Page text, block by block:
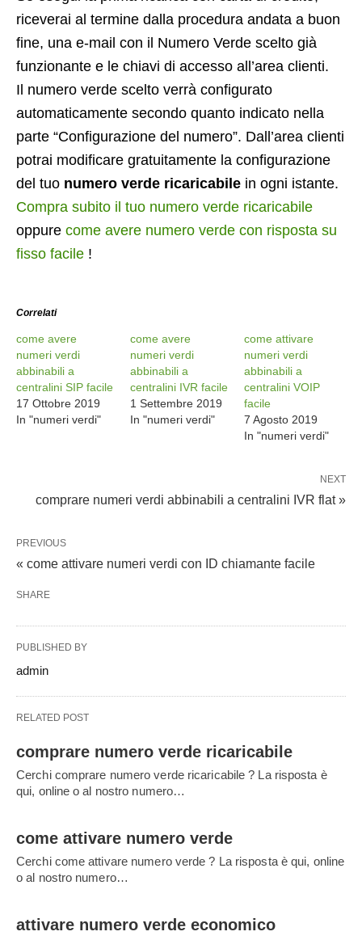
riceverai al termine dalla procedura andata a buon
fine, una e-mail con il Numero Verde scelto già
funzionante e le chiavi di accesso all’area clienti.
Il numero verde scelto verrà configurato
automaticamente secondo quanto indicato nella
parte “Configurazione del numero”. Dall’area clienti
potrai modificare gratuitamente la configurazione
del tuo numero verde ricaricabile in ogni istante.
Compra subito il tuo numero verde ricaricabile
oppure come avere numero verde con risposta su
fisso facile !
Correlati
come avere
numeri verdi
abbinabili a
centralini SIP facile
17 Ottobre 2019
In "numeri verdi"
come avere
numeri verdi
abbinabili a
centralini IVR facile
1 Settembre 2019
In "numeri verdi"
come attivare
numeri verdi
abbinabili a
centralini VOIP
facile
7 Agosto 2019
In "numeri verdi"
NEXT
comprare numeri verdi abbinabili a centralini IVR flat »
PREVIOUS
« come attivare numeri verdi con ID chiamante facile
SHARE
PUBLISHED BY
admin
RELATED POST
comprare numero verde ricaricabile
Cerchi comprare numero verde ricaricabile ? La risposta è
qui, online o al nostro numero…
come attivare numero verde
Cerchi come attivare numero verde ? La risposta è qui, online
o al nostro numero…
attivare numero verde economico